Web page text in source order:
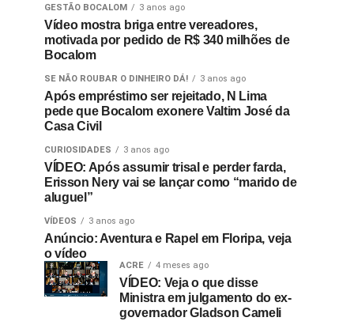
GESTÃO BOCALOM 3 anos ago
Vídeo mostra briga entre vereadores,
motivada por pedido de R$ 340 milhões de
Bocalom
SE NÃO ROUBAR O DINHEIRO DÁ! 3 anos ago
Após empréstimo ser rejeitado, N Lima
pede que Bocalom exonere Valtim José da
Casa Civil
CURIOSIDADES 3 anos ago
VÍDEO: Após assumir trisal e perder farda,
Erisson Nery vai se lançar como “marido de
aluguel”
VÍDEOS 3 anos ago
Anúncio: Aventura e Rapel em Floripa, veja
o vídeo
ACRE 4 meses ago
VÍDEO: Veja o que disse
Ministra em julgamento do ex-
governador Gladson Cameli